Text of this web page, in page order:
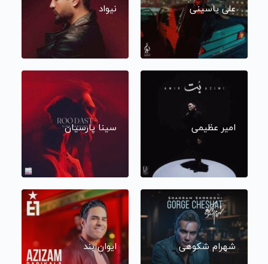
علی یاسینی نیواد
امیر عظیمی سینا پارسیان
شهرام شکوهی ایوان بند